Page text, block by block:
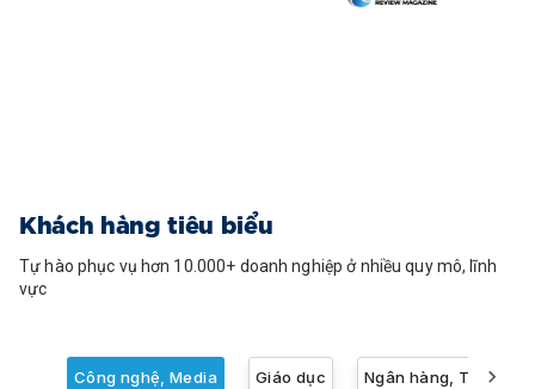
Khách hàng tiêu biểu
Tự hào phục vụ hơn 10.000+ doanh nghiệp ở nhiều quy mô, lĩnh
vực
Công nghệ, Media Giáo dục Ngân hàng, Tài chính